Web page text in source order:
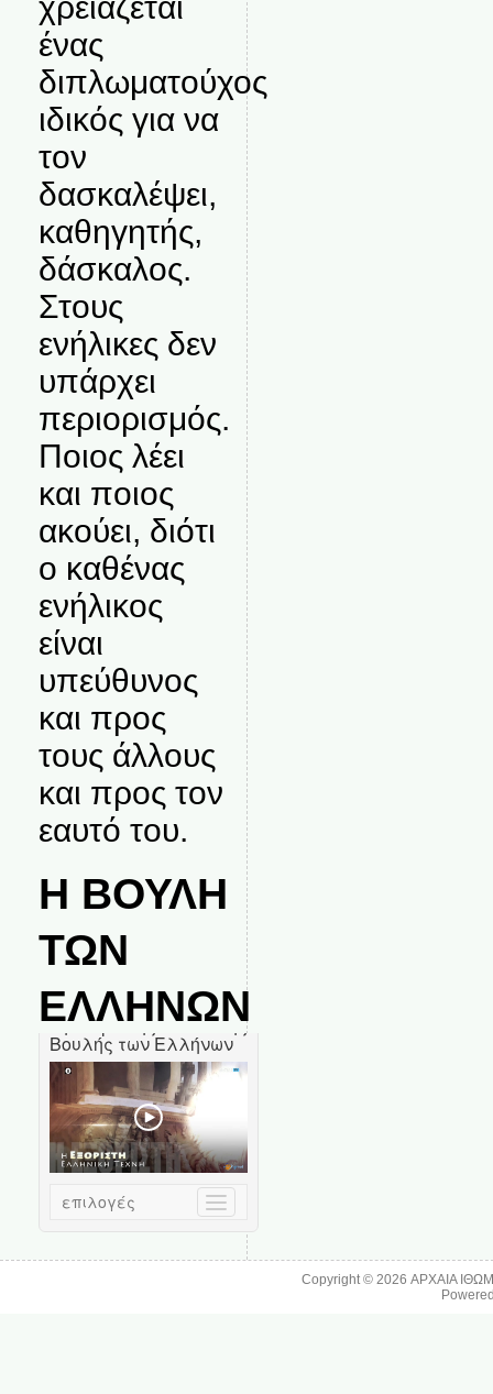
ένας
διπλωματούχος
ιδικός για να
τον
δασκαλέψει,
καθηγητής,
δάσκαλος.
Στους
ενήλικες δεν
υπάρχει
περιορισμός.
Ποιος λέει
και ποιος
ακούει, διότι
ο καθένας
ενήλικος
είναι
υπεύθυνος
και προς
τους άλλους
και προς τον
εαυτό του.
Η ΒΟΥΛΗ
ΤΩΝ
ΕΛΛΗΝΩΝ
Copyright © 2026ΑΡΧΑΙΑ